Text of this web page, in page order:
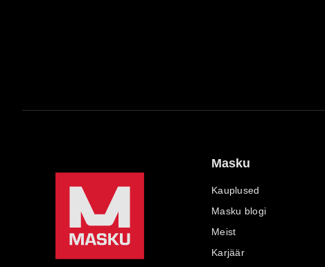
Masku
Kauplused
Masku blogi
Meist
Karjäär